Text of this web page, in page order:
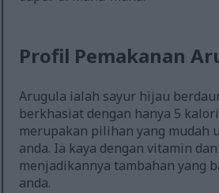
Profil Pemakanan
Arugula ialah sayur hijau
berkhasiat dengan hanya 5
merupakan pilihan yang mudah
anda. Ia kaya dengan vitamin
menjadikannya tambahan yang
anda.